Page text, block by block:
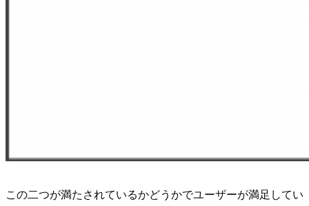
この二つが満たされているかどうかでユーザーが満足してい